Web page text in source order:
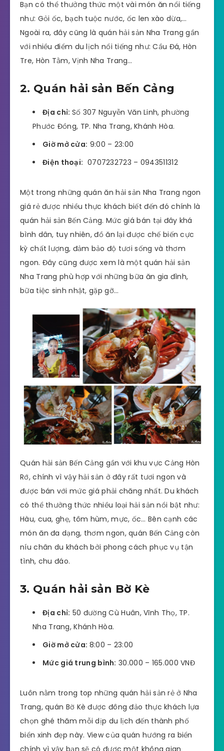
Bạn có thể thưởng thức một vài món ăn nổi tiếng
như: Gỏi ốc, bạch tuộc nước, ốc len xào dừa,…
Ngoài ra, đây cũng là quán hải sản Nha Trang gần
với nhiều điểm du lịch nổi tiếng như: Cầu Đá, Hòn
Tre, Hòn Tằm, Vịnh Nha Trang…
2. Quán hải sản Bến Cảng
Địa chỉ: Số 307 Nguyễn Văn Linh, phường
Phước Đồng, TP. Nha Trang, Khánh Hòa.
Giờ mở cửa: 9:00 – 23:00
Điện thoại: 0707232723 – 0943511312
Một trong những quán ăn hải sản Nha Trang ngon
giá rẻ được nhiều thực khách biết đến đó chính là
quán hải sản Bến Cảng. Mức giá bán tại đây khá
bình dân, tuy nhiên, đồ ăn lại được chế biến cực
kỳ chất lượng, đảm bảo độ tươi sống và thơm
ngon. Đây cũng được xem là một quán hải sản
Nha Trang phù hợp với những bữa ăn gia đình,
bữa tiệc sinh nhật, gặp gỡ…
Quán hải sản Bến Cảng gần với khu vực Cảng Hòn
Rớ, chính vì vậy hải sản ở đây rất tươi ngon và
được bán với mức giá phải chăng nhất. Du khách
có thể thưởng thức nhiều loại hải sản nổi bật như:
Hàu, cua, ghẹ, tôm hùm, mực, ốc… Bên cạnh các
món ăn đa dạng, thơm ngon, quán Bến Cảng còn
níu chân du khách bởi phong cách phục vụ tận
tình, chu đáo.
3. Quán hải sản Bờ Kè
Địa chỉ: 50 đường Cù Huân, Vĩnh Thọ, TP.
Nha Trang, Khánh Hòa.
Giờ mở cửa: 8:00 – 23:00
Mức giá trung bình: 30.000 – 165.000 VNĐ
Luôn nằm trong top những quán hải sản rẻ ở Nha
Trang, quán Bờ Kè được đông đảo thực khách lựa
chọn ghé thăm mỗi dịp du lịch đến thành phố
biển xinh đẹp này. View của quán hướng ra biển
chính vì vậy bạn sẽ có được một không gian